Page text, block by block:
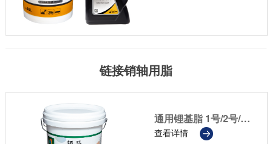
链接销轴用脂
通用锂基脂 1号/2号/3号
查看详情